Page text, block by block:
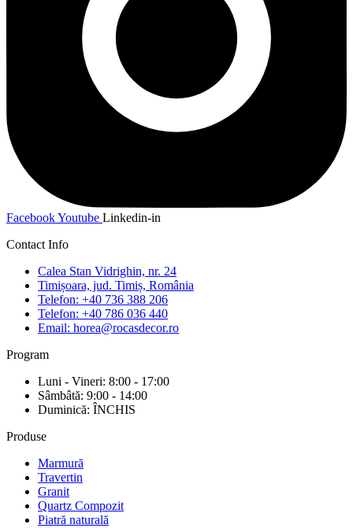
FacebookYoutube Linkedin-in
Contact Info
Calea Stan Vidrighin, nr. 24
Timișoara, jud. Timiș, România
Telefon: +40 736 388 206
Telefon: +40 786 036 440
Email: horea@rocasdecor.ro
Program
Luni - Vineri: 8:00 - 17:00
Sâmbâtă: 9:00 - 14:00
Duminică: ÎNCHIS
Produse
Marmură
Travertin
Granit
Quartz Compozit
Piatră naturală